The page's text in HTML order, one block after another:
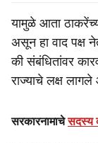
यामुळे आता
असून हा वाद पक्ष
की संबंधितांवर
राज्याचे लक्ष
सरकारनामाचेसदस्य